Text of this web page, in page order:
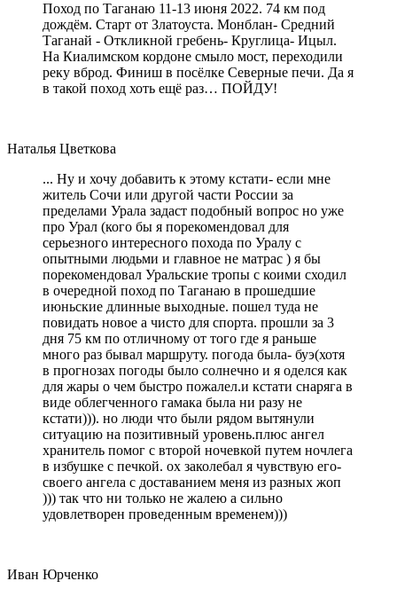
Поход по Таганаю 11-13 июня 2022. 74 км под
дождём. Старт от Златоуста. Монблан- Средний
Таганай - Откликной гребень- Круглица- Ицыл.
На Киалимском кордоне смыло мост, переходили
реку вброд. Финиш в посёлке Северные печи. Да я
в такой поход хоть ещё раз… ПОЙДУ!
Наталья Цветкова
... Ну и хочу добавить к этому кстати- если мне
житель Сочи или другой части России за
пределами Урала задаст подобный вопрос но уже
про Урал (кого бы я порекомендовал для
серьезного интересного похода по Уралу с
опытными людьми и главное не матрас ) я бы
порекомендовал Уральские тропы с коими сходил
в очередной поход по Таганаю в прошедшие
июньские длинные выходные. пошел туда не
повидать новое а чисто для спорта. прошли за 3
дня 75 км по отличному от того где я раньше
много раз бывал маршруту. погода была- буэ(хотя
в прогнозах погоды было солнечно и я оделся как
для жары о чем быстро пожалел.и кстати снаряга в
виде облегченного гамака была ни разу не
кстати))). но люди что были рядом вытянули
ситуацию на позитивный уровень.плюс ангел
хранитель помог с второй ночевкой путем ночлега
в избушке с печкой. ох заколебал я чувствую его-
своего ангела с доставанием меня из разных жоп
))) так что ни только не жалею а сильно
удовлетворен проведенным временем)))
Иван Юрченко